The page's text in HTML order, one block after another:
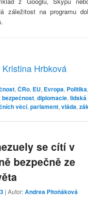
záležitost na programu
Kristina Hrbková
,ČRo, EU, Evropa, Politika
bezpečnost,diplomacie,lidská
věcí,parlament,vláda,
se cítí v
bezpečně ze
| Autor:Andrea Pitoňáková